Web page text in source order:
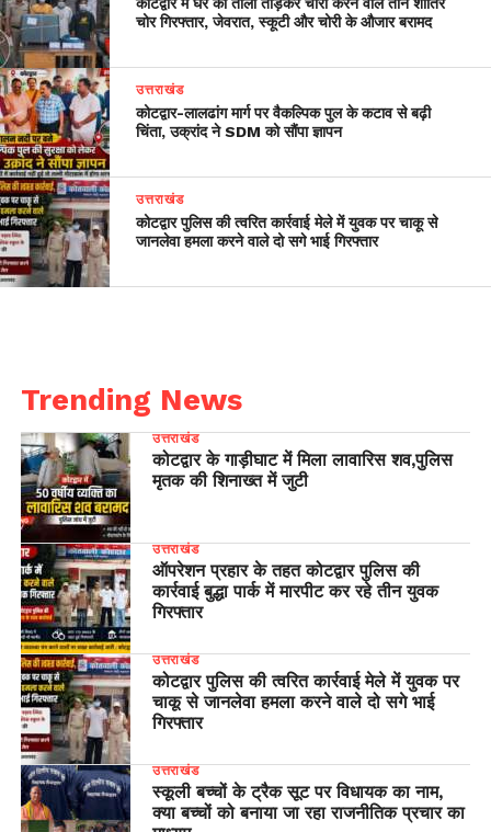
चोर गिरफ्तार, जेवरात, स्कूटी और चोरी के औजार बरामद
उत्तराखंड
​कोटद्वार-लालढांग मार्ग पर वैकल्पिक पुल के कटाव से बढ़ी
चिंता, उक्रांद ने SDM को सौंपा ज्ञापन
उत्तराखंड
कोटद्वार पुलिस की त्वरित कार्रवाई मेले में युवक पर चाकू से
जानलेवा हमला करने वाले दो सगे भाई गिरफ्तार
Trending News
उत्तराखंड
कोटद्वार के गाड़ीघाट में मिला लावारिस शव,पुलिस
मृतक की शिनाख्त में जुटी
उत्तराखंड
ऑपरेशन प्रहार के तहत कोटद्वार पुलिस की
कार्रवाई बुद्धा पार्क में मारपीट कर रहे तीन युवक
गिरफ्तार
उत्तराखंड
कोटद्वार पुलिस की त्वरित कार्रवाई मेले में युवक पर
चाकू से जानलेवा हमला करने वाले दो सगे भाई
गिरफ्तार
उत्तराखंड
स्कूली बच्चों के ट्रैक सूट पर विधायक का नाम,
क्या बच्चों को बनाया जा रहा राजनीतिक प्रचार का